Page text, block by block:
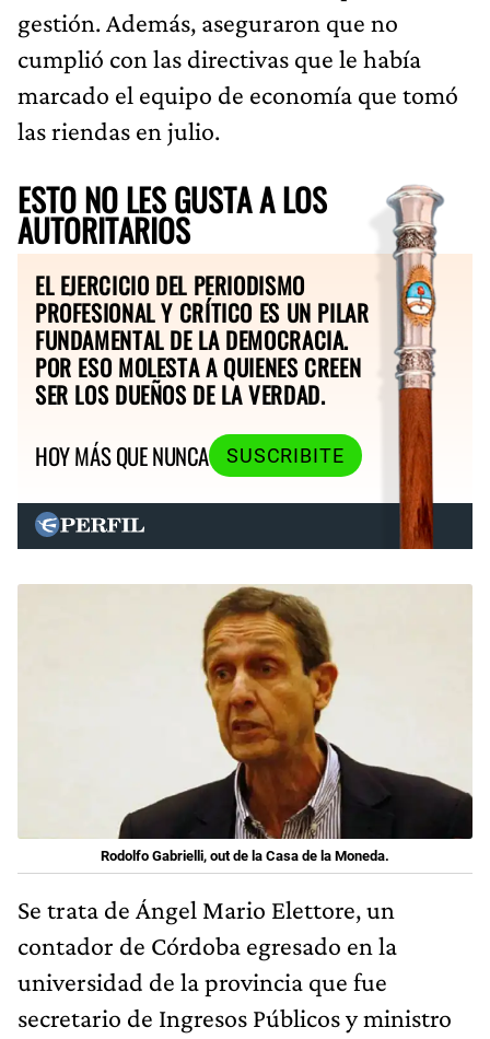
gestión. Además, aseguraron que no
cumplió con las directivas que le había
marcado el equipo de economía que tomó
las riendas en julio.
ESTO NO LES GUSTA A LOS
AUTORITARIOS
EL EJERCICIO DEL PERIODISMO
PROFESIONAL Y CRÍTICO ES UN PILAR
FUNDAMENTAL DE LA DEMOCRACIA.
POR ESO MOLESTA A QUIENES CREEN
SER LOS DUEÑOS DE LA VERDAD.
HOY MÁS QUE NUNCA
SUSCRIBITE
Rodolfo Gabrielli, out de la Casa de la Moneda.
Se trata de Ángel Mario Elettore, un
contador de Córdoba egresado en la
universidad de la provincia que fue
secretario de Ingresos Públicos y ministro